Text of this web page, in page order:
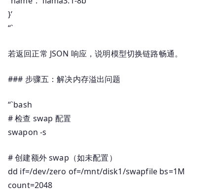
}’
“`
若返回正常 JSON 响应，说明模型切换链路畅通。
### 步骤五：解决内存溢出问题
“`bash
# 检查 swap 配置
swapon -s
# 创建额外 swap（如未配置）
dd if=/dev/zero of=/mnt/disk1/swapfile bs=1M
count=2048